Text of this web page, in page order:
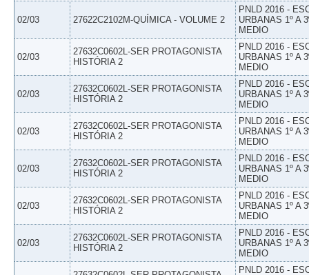
02/03 27622C2102M-QUÍMICA - VOLUME 2
PNLD 2016 -
URBANAS 1º A
MEDIO
02/03
27632C0602L-SER PROTAGONISTA
HISTÓRIA 2
PNLD 2016 -
URBANAS 1º A
MEDIO
02/03
27632C0602L-SER PROTAGONISTA
HISTÓRIA 2
PNLD 2016 -
URBANAS 1º A
MEDIO
02/03
27632C0602L-SER PROTAGONISTA
HISTÓRIA 2
PNLD 2016 -
URBANAS 1º A
MEDIO
02/03
27632C0602L-SER PROTAGONISTA
HISTÓRIA 2
PNLD 2016 -
URBANAS 1º A
MEDIO
02/03
27632C0602L-SER PROTAGONISTA
HISTÓRIA 2
PNLD 2016 -
URBANAS 1º A
MEDIO
02/03
27632C0602L-SER PROTAGONISTA
HISTÓRIA 2
PNLD 2016 -
URBANAS 1º A
MEDIO
PNLD 2016 -